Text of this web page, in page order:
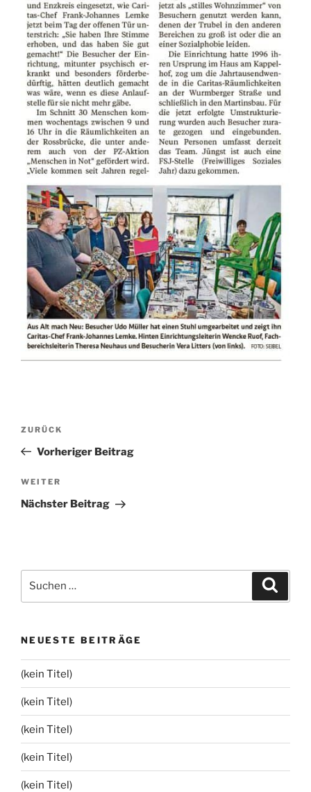
Beitragsnavigation
Vorheriger
Beitrag
ZURÜCK
Vorheriger Beitrag
Nächster
Beitrag
WEITER
Nächster Beitrag
nach:
NEUESTE BEITRÄGE
(kein Titel)
(kein Titel)
(kein Titel)
(kein Titel)
(kein Titel)